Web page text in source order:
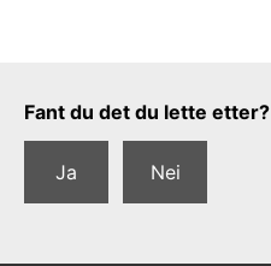
Tilbakemeldingsskjema
Fant du det du lette etter?
Ja Nei